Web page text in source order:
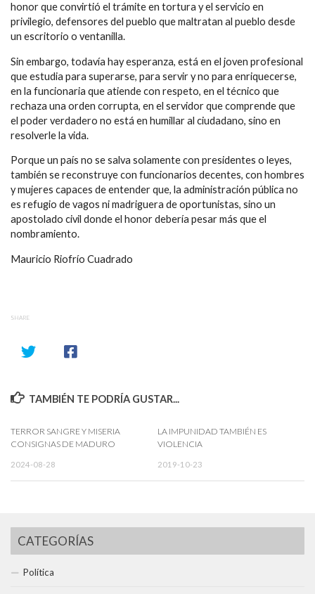
honor que convirtió el trámite en tortura y el servicio en
privilegio, defensores del pueblo que maltratan al pueblo desde
un escritorio o ventanilla.
Sin embargo, todavía hay esperanza, está en el joven profesional
que estudia para superarse, para servir y no para enriquecerse,
en la funcionaria que atiende con respeto, en el técnico que
rechaza una orden corrupta, en el servidor que comprende que
el poder verdadero no está en humillar al ciudadano, sino en
resolverle la vida.
Porque un país no se salva solamente con presidentes o leyes,
también se reconstruye con funcionarios decentes, con hombres
y mujeres capaces de entender que, la administración pública no
es refugio de vagos ni madriguera de oportunistas, sino un
apostolado civil donde el honor debería pesar más que el
nombramiento.
Mauricio Riofrío Cuadrado
SHARE
TAMBIÉN TE PODRÍA GUSTAR...
TERROR SANGRE Y MISERIA
CONSIGNAS DE MADURO
2024-08-28
LA IMPUNIDAD TAMBIÉN ES
VIOLENCIA
2019-10-23
CATEGORÍAS
Política